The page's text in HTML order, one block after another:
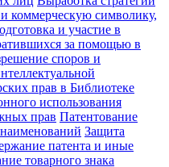
коммерческую символику,
и участие в
за помощью в
споров и
прав в Библиотеке
использования
прав Патентование
Защита
патента и иные
товарного знака